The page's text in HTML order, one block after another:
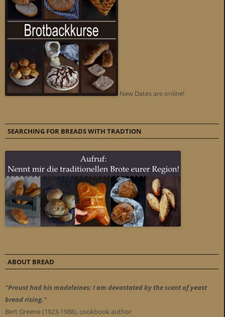
New Dates are online!
SEARCHING FOR BREADS WITH TRADTION
ABOUT BREAD
"Proust had his madeleines; I am devastated by the scent of yeast
bread rising."
Bert Greene (1923-1988), cookbook author